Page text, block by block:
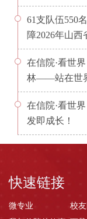
61支队伍550
障2026年山
在信院·看世
林——站在世
在信院·看世
发即成长！
快速链接
微专业
校友